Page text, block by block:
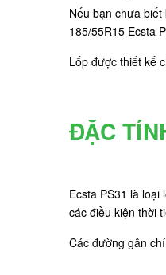
Nếu bạn chưa
185/55R15 Ecsta
Lốp được thiết kế
ĐẶC
Ecsta PS31 là
các điều kiện thời
Các đường gân